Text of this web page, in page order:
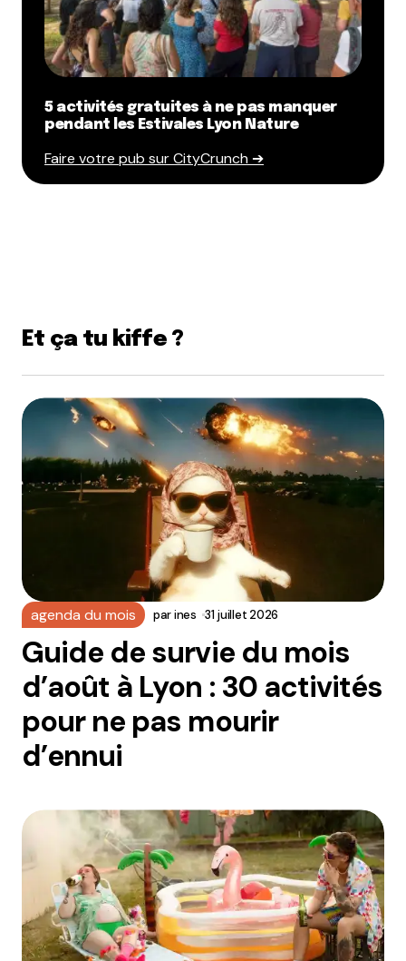
5 activités gratuites à ne pas manquer
pendant les Estivales Lyon Nature
Faire votre pub sur CityCrunch ➔
Et ça tu kiffe ?
agenda du mois parines 31 juillet 2026
Guide de survie du mois
d’août à Lyon : 30 activités
pour ne pas mourir
d’ennui